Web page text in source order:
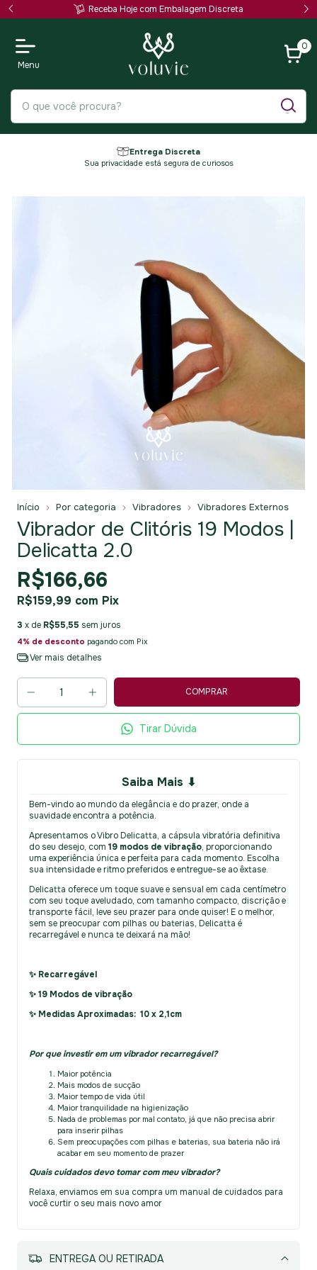
Receba Hoje com Embalagem Discreta
0
Entrega Discreta
Sua privacidade está segura de curiosos
Início Por categoria Vibradores Vibradores Externos
Vibrador de Clitóris 19 Modos |
Delicatta 2.0
R$166,66
R$159,99 com Pix
3 x de R$55,55 sem juros
4% de desconto pagando com Pix
Ver mais detalhes
Tirar Dúvida
Saiba Mais ⬇
Bem-vindo ao mundo da elegância e do prazer, onde a
suavidade encontra a potência.
Apresentamos o Vibro Delicatta, a cápsula vibratória definitiva
do seu desejo, com 19 modos de vibração, proporcionando
uma experiência única e perfeita para cada momento. Escolha
sua intensidade e ritmo preferidos e entregue-se ao êxtase.
Delicatta oferece um toque suave e sensual em cada centímetro
com seu toque aveludado, com tamanho compacto, discrição e
transporte fácil, leve seu prazer para onde quiser! E o melhor,
sem se preocupar com pilhas ou baterias, Delicatta é
recarregável e nunca te deixará na mão!
✨ Recarregável
✨ 19 Modos de vibração
✨ Medidas Aproximadas: 10x 2,1cm
Por que investir em um vibrador recarregável?
Maior potência
Mais modos de sucção
Maior tempo de vida útil
Maior tranquilidade na higienização
Nada de problemas por mal contato, já que não precisa abrir
para inserir pilhas
Sem preocupações com pilhas e baterias, sua bateria não irá
acabar em seu momento de prazer
Quais cuidados devo tomar com meu vibrador?
Relaxa, enviamos em sua compra um manual de cuidados para
você curtir o seu mais novo amor
MEIOS DE ENVIO